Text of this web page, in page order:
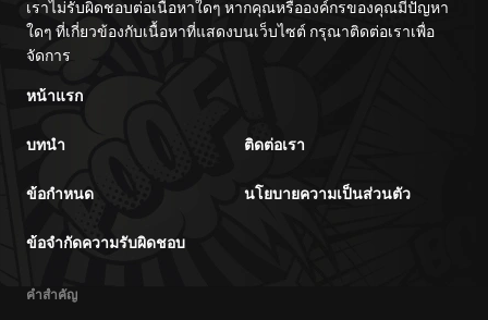
เราไม่รับผิดชอบต่อเนื้อหาใดๆ หากคุณหรือองค์กรของคุณมีปัญหา
ใดๆ ที่เกี่ยวข้องกับเนื้อหาที่แสดงบนเว็บไซต์ กรุณาติดต่อเราเพื่อ
จัดการ
หน้าแรก
บทนำ ติดต่อเรา
ข้อกำหนด นโยบายความเป็นส่วนตัว
ข้อจำกัดความรับผิดชอบ
คำสำคัญ